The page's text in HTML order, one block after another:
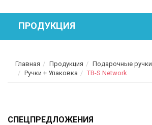
Главная Продукция
Подарочные ручки
Ручки + Упаковка
TB-S Network
СПЕЦПРЕДЛОЖЕНИЯ